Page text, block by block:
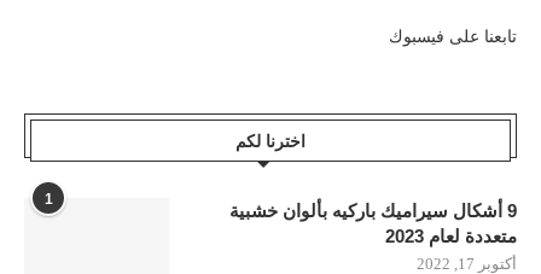
تابعنا على فيسبوك
اخترنا لكم
1
9 أشكال سيراميك باركيه بألوان خشبية
متعددة لعام 2023
أكتوبر 17, 2022